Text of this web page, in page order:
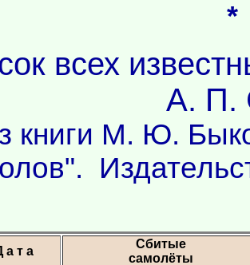
всех
А. П.
книги М. Ю.
а т а
Сбитые
самолёты